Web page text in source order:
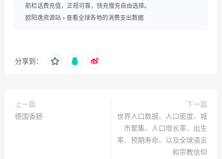
航栏话费充值，正规可靠，快充慢充自由选择。
欧阳逸资源站 » 查看全球各地的消费支出数据
分享到：
上一篇
德国香肠
下一篇
世界人口数据、人口密度、城
市聚集、人口增长率、出生
率、预期寿命、以及全球语言
和宗教信仰